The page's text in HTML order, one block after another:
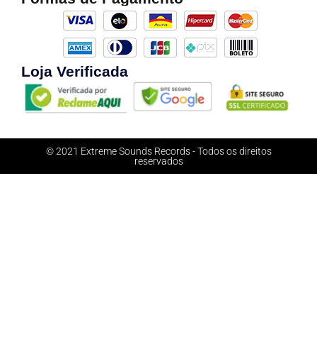
Loja Verificada
© 2021 Extreme Sounds Records - Todos os direitos
reservados